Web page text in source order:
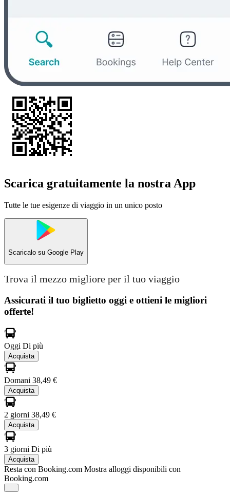
Scarica gratuitamente la nostra App
Tutte le tue esigenze di viaggio in un unico posto
Scaricalo su Google Play
Trova il mezzo migliore per il tuo viaggio
Assicurati il ​​tuo biglietto oggi e ottieni le migliori
offerte!
Oggi Di più
Acquista
Domani 38,49 €
Acquista
2 giorni 38,49 €
Acquista
3 giorni Di più
Acquista
Resta con Booking.com Mostra alloggi disponibili con
Booking.com